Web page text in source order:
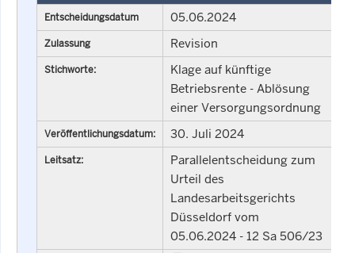
Entscheidungsdatum 05.06.2024
Zulassung Revision
Stichworte:
Klage auf künftige
Betriebsrente - Ablösung
einer Versorgungsordnung
Veröffentlichungsdatum: 30. Juli 2024
Leitsatz:
Parallelentscheidung zum
Urteil des
Landesarbeitsgerichts
Düsseldorf vom
05.06.2024 - 12 Sa 506/23